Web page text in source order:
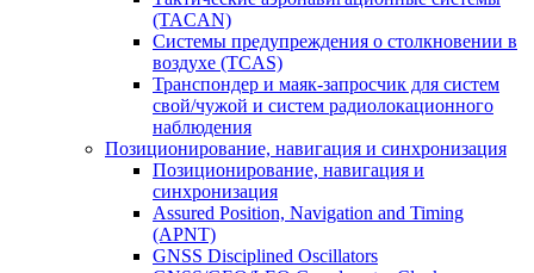
(TACAN)
Системы предупреждения о столкновении в
воздухе (TCAS)
Транспондер и маяк-запросчик для систем
свой/чужой и систем радиолокационного
наблюдения
Позиционирование, навигация и синхронизация
Позиционирование, навигация и
синхронизация
Assured Position, Navigation and Timing
(APNT)
GNSS Disciplined Oscillators